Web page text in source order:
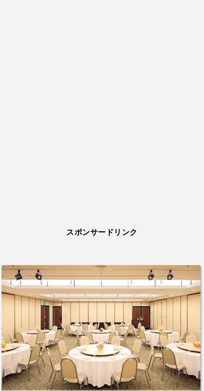
スポンサードリンク